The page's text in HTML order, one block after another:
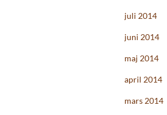
juli 2014
juni 2014
maj 2014
april 2014
mars 2014